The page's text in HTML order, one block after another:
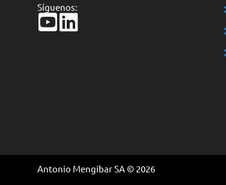
Síguenos:
Antonio Mengibar SA © 2026